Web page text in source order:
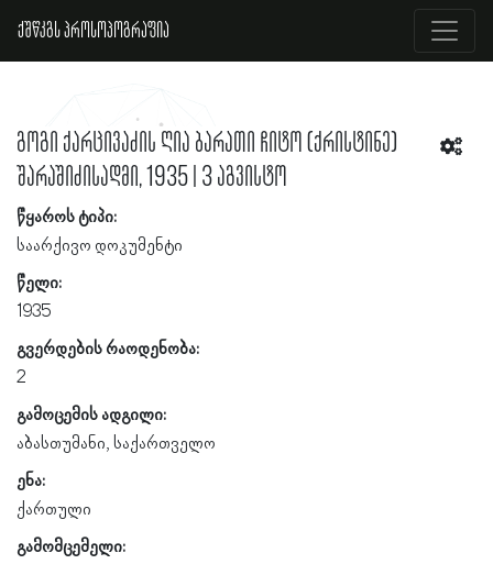
ქშწკგს პროსოპოგრაფია
გოგი ქარცივაძის ღია ბარათი ჩიტო (ქრისტინე)
შარაშიძისადმი, 1935 | 3 აგვისტო
წყაროს ტიპი:
საარქივო დოკუმენტი
წელი:
1935
გვერდების რაოდენობა:
2
გამოცემის ადგილი:
აბასთუმანი, საქართველო
ენა:
ქართული
გამომცემელი: